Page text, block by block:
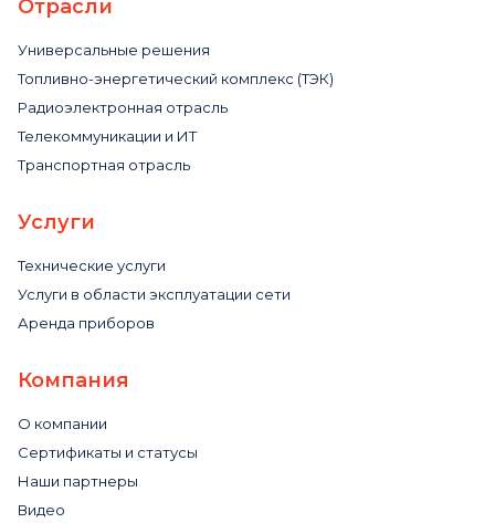
Отрасли
Универсальные решения
Топливно-энергетический комплекс (ТЭК)
Радиоэлектронная отрасль
Телекоммуникации и ИТ
Транспортная отрасль
Услуги
Технические услуги
Услуги в области эксплуатации сети
Аренда приборов
Компания
О компании
Сертификаты и статусы
Наши партнеры
Видео